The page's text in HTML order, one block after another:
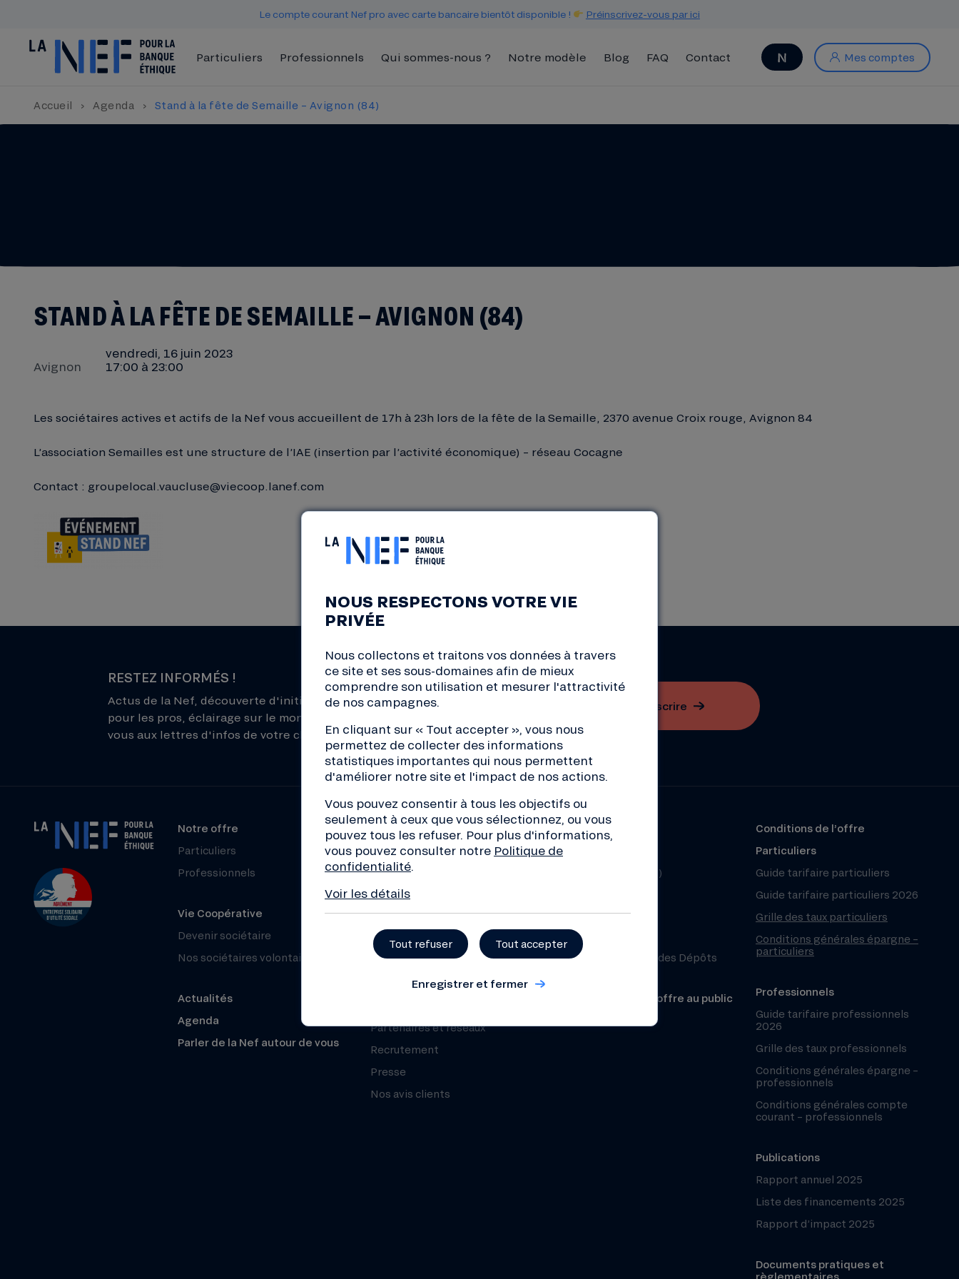
Le compte courant Nef pro avec carte bancaire bientôt disponible ! Préinscrivez-vous par ici
Mes comptes
Particuliers Professionnels Qui sommes-nous ? Notre modèle Blog FAQ Contact
Accueil › Agenda › Stand à la fête de Semaille – Avignon (84)
STAND À LA FÊTE DE SEMAILLE – AVIGNON (84)
Avignon
vendredi, 16 juin 2023
17:00 à 23:00
Les sociétaires actives et actifs de la Nef vous accueillent de 17h à 23h lors de la fête de la Semaille, 2370 avenue Croix rouge, Avignon 84
L’association Semailles est une structure de l’IAE (insertion par l’activité économique) – réseau Cocagne
Contact : groupelocal.vaucluse@viecoop.lanef.com
RESTEZ INFORMÉS !
Actus de la Nef, découverte d'initiatives de la transition, conseils
pour les pros, éclairage sur le monde de la finance... Inscrivez-
vous aux lettres d'infos de votre choix !
S'inscrire
Notre offre
Particuliers
Professionnels
Vie Coopérative
Devenir sociétaire
Nos sociétaires volontaires
Actualités
Agenda
Parler de la Nef autour de vous
À propos
Qui sommes-nous ?
Projets financés
Organisation et équipe
Histoire
Chiffres clés
Notre mesure d’impact
Le Club Nef
Partenaires et réseaux
Recrutement
Presse
Nos avis clients
Besoin d’aide ?
Centre d’aide (FAQ)
Sécurité
Fonds de Garantie des Dépôts
Prospectus pour l’offre au public
Conditions de l’offre
Particuliers
Guide tarifaire particuliers
Guide tarifaire particuliers 2026
Grille des taux particuliers
Conditions générales épargne –
particuliers
Professionnels
Guide tarifaire professionnels
2026
Grille des taux professionnels
Conditions générales épargne –
professionnels
Conditions générales compte
courant – professionnels
Publications
Rapport annuel 2025
Liste des financements 2025
Rapport d’impact 2025
Documents pratiques et
règlementaires
NOUS RESPECTONS VOTRE VIE
PRIVÉE
Nous collectons et traitons vos données à travers
ce site et ses sous-domaines afin de mieux
comprendre son utilisation et mesurer l'attractivité
de nos campagnes.
En cliquant sur « Tout accepter », vous nous
permettez de collecter des informations
statistiques importantes qui nous permettent
d'améliorer notre site et l'impact de nos actions.
Vous pouvez consentir à tous les objectifs ou
seulement à ceux que vous sélectionnez, ou vous
pouvez tous les refuser. Pour plus d'informations,
vous pouvez consulter notre Politique de
confidentialité.
Voir les détails
Tout refuser Tout accepter
Enregistrer et fermer